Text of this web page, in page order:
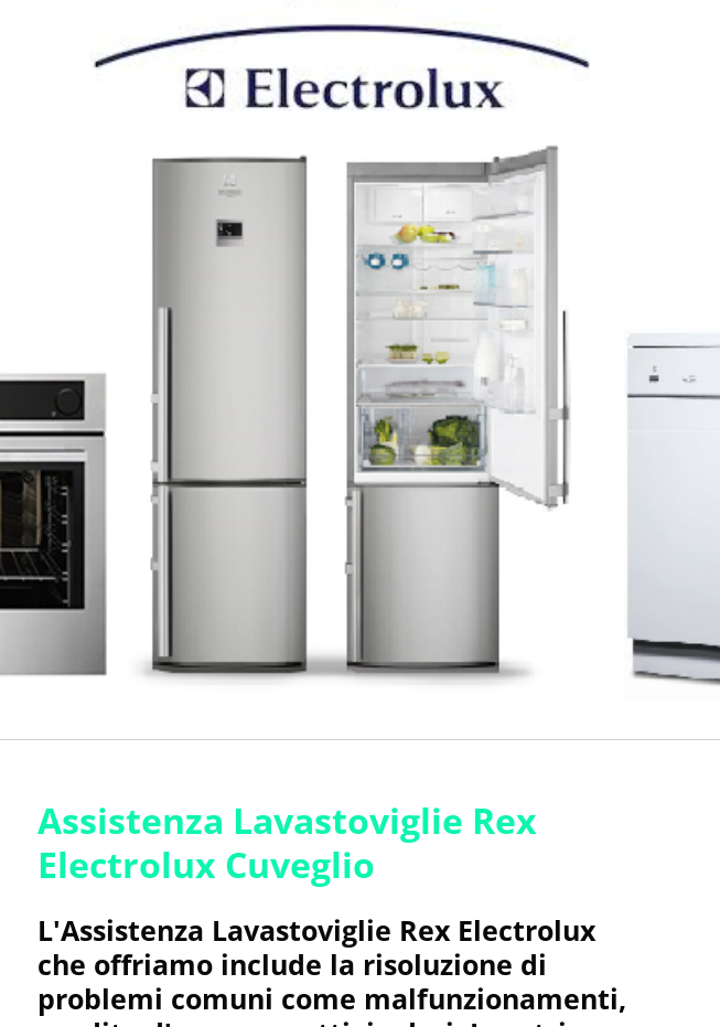
Assistenza Lavastoviglie Rex
Electrolux Cuveglio
L'Assistenza Lavastoviglie Rex Electrolux
che offriamo include la risoluzione di
problemi comuni come malfunzionamenti,